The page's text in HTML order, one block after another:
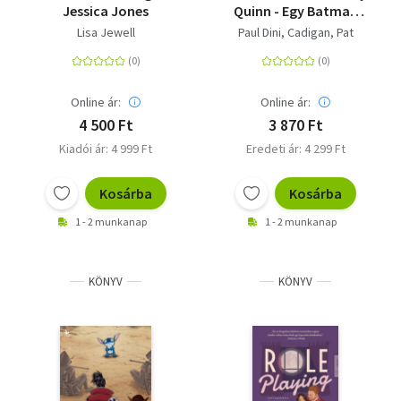
Jessica Jones
Lisa Jewell
Online ár:
4 500 Ft
Kiadói ár: 4 999 Ft
Kosárba
1 - 2 munkanap
Quinn - Egy Batman
történet
Paul Dini Cadigan, Pat
Online ár:
3 870 Ft
Eredeti ár: 4 299 Ft
Kosárba
1 - 2 munkanap
KÖNYV KÖNYV